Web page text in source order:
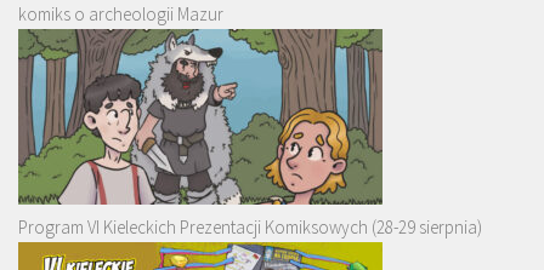
komiks o archeologii Mazur
Program VI Kieleckich Prezentacji Komiksowych (28-29 sierpnia)